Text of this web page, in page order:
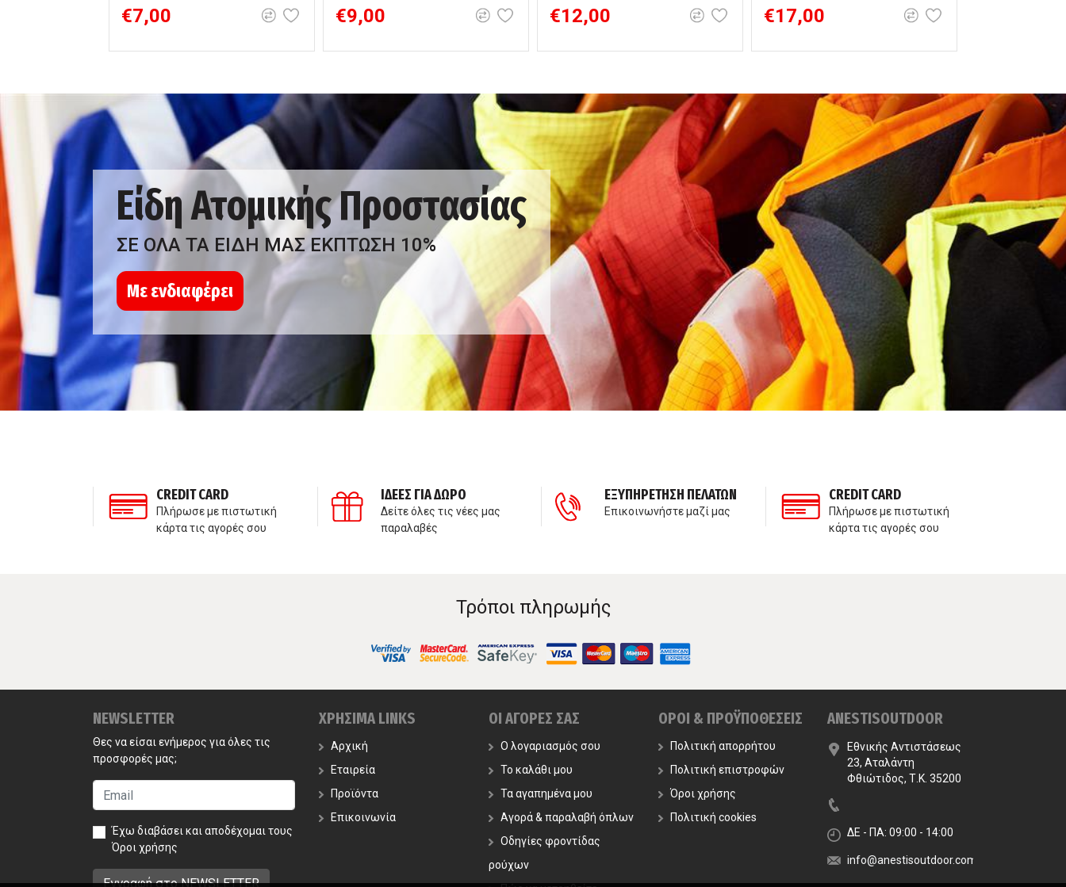
€7,00 €9,00 €12,00 €17,00
Είδη Ατομικής Προστασίας
ΣΕ ΟΛΑ ΤΑ ΕΙΔΗ ΜΑΣ ΕΚΠΤΩΣΗ 10%
Με ενδιαφέρει
CREDIT CARD
Πλήρωσε με πιστωτική
κάρτα τις αγορές σου
ΙΔΕΕΣ ΓΙΑ ΔΩΡΟ
Δείτε όλες τις νέες μας
παραλαβές
ΕΞΥΠΗΡΕΤΗΣΗ ΠΕΛΑΤΩΝ
Επικοινωνήστε μαζί μας
CREDIT CARD
Πλήρωσε με πιστωτική
κάρτα τις αγορές σου
Τρόποι πληρωμής
NEWSLETTER
Θες να είσαι ενήμερος για όλες τις
προσφορές μας;
Έχω διαβάσει και αποδέχομαι τους
Όροι χρήσης
ΧΡΗΣΙΜΑ LINKS
Αρχική
Εταιρεία
Προϊόντα
Επικοινωνία
ΟΙ ΑΓΟΡΕΣ ΣΑΣ
Ο λογαριασμός σου
Το καλάθι μου
Τα αγαπημένα μου
Αγορά & παραλαβή όπλων
Οδηγίες φροντίδας
ρούχων
ΟΡΟΙ & ΠΡΟΫΠΟΘΕΣΕΙΣ
Πολιτική απορρήτου
Πολιτική επιστροφών
Όροι χρήσης
Πολιτική cookies
ANESTISOUTDOOR
Εθνικής Αντιστάσεως
23, Αταλάντη
Φθιώτιδος, Τ.Κ. 35200
ΔΕ - ΠΑ: 09:00 - 14:00
info@anestisoutdoor.com